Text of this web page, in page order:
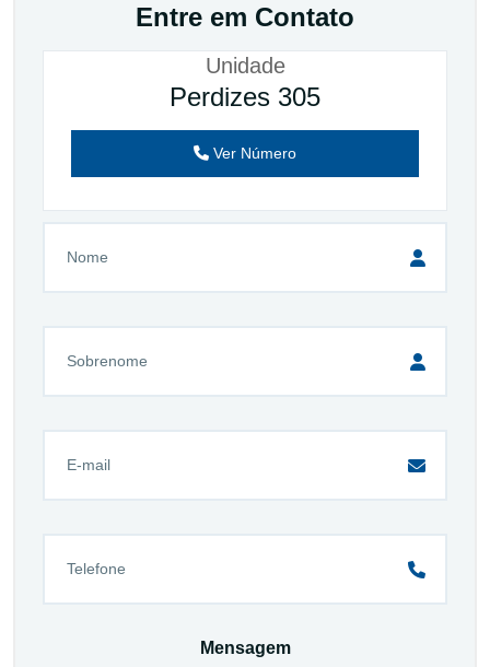
Entre em Contato
Unidade
Perdizes 305
Ver Número
Mensagem